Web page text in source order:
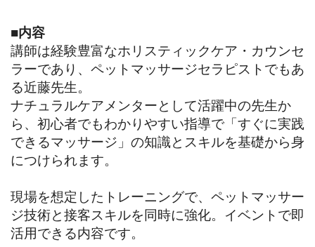
■内容
講師は経験豊富なホリスティックケア・カウンセ
ラーであり、ペットマッサージセラピストでもあ
る近藤先生。
ナチュラルケアメンターとして活躍中の先生か
ら、初心者でもわかりやすい指導で「すぐに実践
できるマッサージ」の知識とスキルを基礎から身
につけられます。
現場を想定したトレーニングで、ペットマッサー
ジ技術と接客スキルを同時に強化。イベントで即
活用できる内容です。